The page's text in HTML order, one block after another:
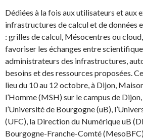
Dédiées à la fois aux utilisateurs et aux
infrastructures de calcul et de données
: grilles de calcul, Mésocentres ou
favoriser les échanges entre
administrateurs des infrastructures,
besoins et des ressources proposées.
lieu du 10 au 12 octobre, à Dijon,
l’Homme (MSH) sur le campus de
l’Université de Bourgogne (uB),
(UFC), la Direction du Numérique uB
Bourgogne-Franche-Comté (MesoBFC).